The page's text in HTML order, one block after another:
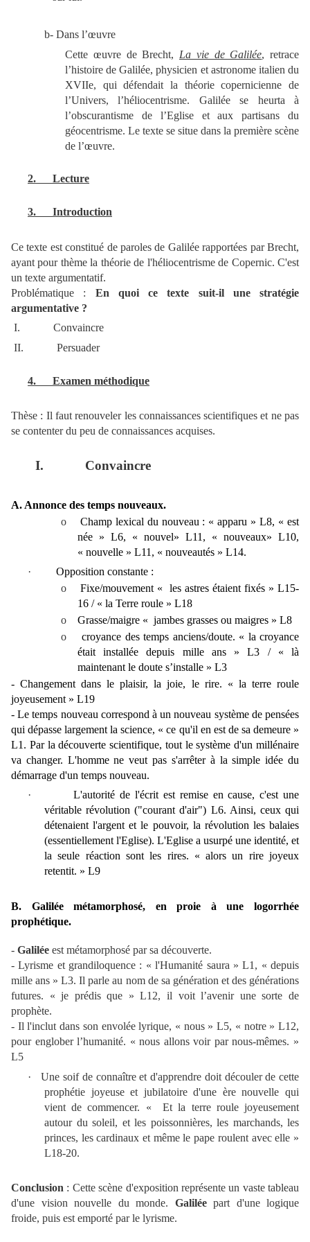
b- Dans l’œuvre
Cette œuvre de Brecht, La vie de Galilée, retrace
l’histoire de Galilée, physicien et astronome italien du
XVIIe, qui défendait la théorie copernicienne de
l’Univers, l’héliocentrisme. Galilée se heurta à
l’obscurantisme de l’Eglise et aux partisans du
géocentrisme. Le texte se situe dans la première scène
de l’œuvre.
2. Lecture
3. Introduction
Ce texte est constitué de paroles de Galilée rapportées par Brecht,
ayant pour thème la théorie de l'héliocentrisme de Copernic. C'est
un texte argumentatif.
Problématique : En quoi ce texte suit-il une stratégie
argumentative ?
I.
Convaincre
II.
Persuader
4. Examen méthodique
Thèse : Il faut renouveler les connaissances scientifiques et ne pas
se contenter du peu de connaissances acquises.
I. Convaincre
A. Annonce des temps nouveaux.
o
Champ lexical du nouveau : « apparu » L8, « est
née » L6, « nouvel» L11, « nouveaux» L10,
« nouvelle » L11, « nouveautés » L14.
·
Opposition constante :
o
Fixe/mouvement « les astres étaient fixés » L15-
16 / « la Terre roule » L18
o
Grasse/maigre « jambes grasses ou maigres » L8
o
croyance des temps anciens/doute. « la croyance
était installée depuis mille ans » L3 / « là
maintenant le doute s’installe » L3
- Changement dans le plaisir, la joie, le rire. « la terre roule
joyeusement » L19
- Le temps nouveau correspond à un nouveau système de pensées
qui dépasse largement la science, « ce qu'il en est de sa demeure »
L1. Par la découverte scientifique, tout le système d'un millénaire
va changer. L'homme ne veut pas s'arrêter à la simple idée du
démarrage d'un temps nouveau.
·
L'autorité de l'écrit est remise en cause, c'est une
véritable révolution ("courant d'air") L6. Ainsi, ceux qui
détenaient l'argent et le pouvoir, la révolution les balaies
(essentiellement l'Eglise). L'Eglise a usurpé une identité, et
la seule réaction sont les rires. « alors un rire joyeux
retentit. » L9
B. Galilée métamorphosé, en proie à une logorrhée
prophétique.
- Galilée est métamorphosé par sa découverte.
- Lyrisme et grandiloquence : « l'Humanité saura » L1, « depuis
mille ans » L3. Il parle au nom de sa génération et des générations
futures. « je prédis que » L12, il voit l’avenir une sorte de
prophète.
- Il l'inclut dans son envolée lyrique, « nous » L5, « notre » L12,
pour englober l’humanité. « nous allons voir par nous-mêmes. »
L5
·
Une soif de connaître et d'apprendre doit découler de cette
prophétie joyeuse et jubilatoire d'une ère nouvelle qui
vient de commencer. « Et la terre roule joyeusement
autour du soleil, et les poissonnières, les marchands, les
princes, les cardinaux et même le pape roulent avec elle »
L18-20.
Conclusion : Cette scène d'exposition représente un vaste tableau
d'une vision nouvelle du monde. Galiléepart d'une logique
froide, puis est emporté par le lyrisme.